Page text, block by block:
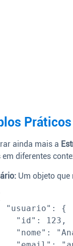
ainda mais a
diferentes
Um objeto